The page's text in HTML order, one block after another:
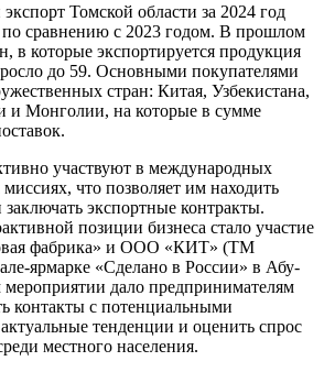
Томской области за 2024 год
по сравнению с 2023 годом. В прошлом
в которые экспортируется продукция
до 59. Основными покупателями
стран: Китая, Узбекистана,
и Монголии, на которые в сумме
участвуют в международных
что позволяет им находить
экспортные контракты.
позиции бизнеса стало участие
фабрика» и ООО «КИТ» (ТМ
ярмарке «Сделано в России» в Абу-
дало предпринимателям
контакты с потенциальными
тенденции и оценить спрос
местного населения.